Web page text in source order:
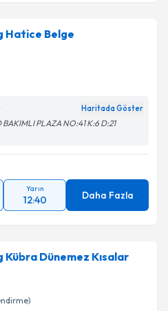
Hatice Belge
PLAZA NO:41 K:6 D:21
Yarın
12:40 Daha Fazla
Kübra Dünemez Kısalar